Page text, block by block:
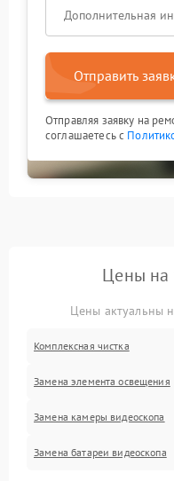
Отправить
Отправляя заявку на
соглашаетесь с
Цены на
Цены актуальны
Комплексная чистка
Замена элемента освещения
Замена камеры видеоскопа
Замена батареи видеоскопа